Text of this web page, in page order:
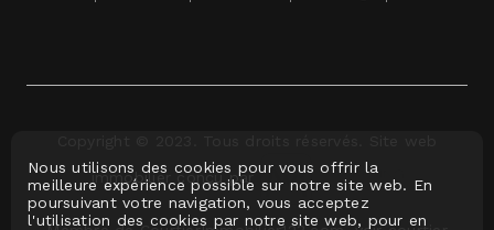
immobilier conçu par
Nous utilisons des cookies pour vous offrir la
meilleure expérience possible sur notre site web. En
poursuivant votre navigation, vous acceptez
l'utilisation des cookies par notre site web, pour en